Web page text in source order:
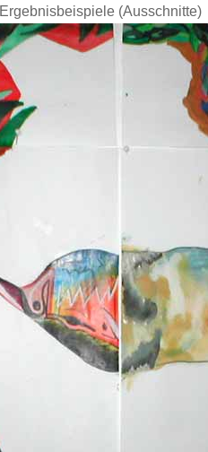
Ergebnisbeispiele (Ausschnitte)